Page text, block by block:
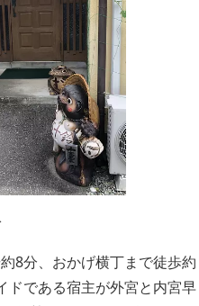
8分、おかげ横丁まで徒歩約
ドである宿主が外宮と内宮早